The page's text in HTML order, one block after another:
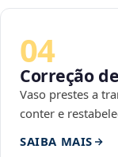
04
Correção
Vaso prestes a
conter e
SAIBA MAIS